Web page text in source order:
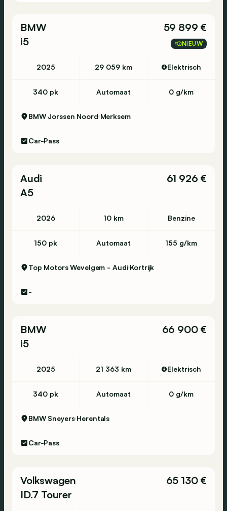
BMW
i5
59 899 €
NIEUW
2025 29 059 km Elektrisch
340 pk Automaat 0 g/km
BMW Jorssen Noord Merksem
Car-Pass
Audi
A5
61 926 €
2026 10 km Benzine
150 pk Automaat 155 g/km
Top Motors Wevelgem - Audi Kortrijk
-
BMW
i5
66 900 €
2025 21 363 km Elektrisch
340 pk Automaat 0 g/km
BMW Sneyers Herentals
Car-Pass
Volkswagen
ID.7 Tourer
65 130 €